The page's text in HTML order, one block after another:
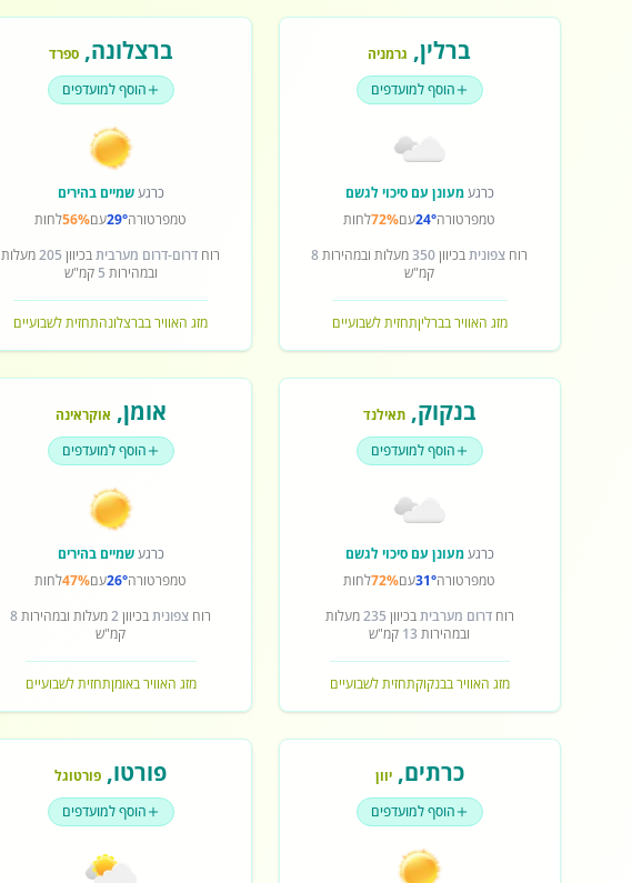
ברלין, גרמניה
הוסף למועדפים
כרגעמעונן עם סיכוי לגשם
טמפרטורה24°עם72%לחות
רוח צפוניתבכיוון350מעלות ובמהירות8
קמ"ש
מזג האוויר בברליןתחזית לשבועיים
ברצלונה,ספרד
הוסף למועדפים
כרגעשמיים בהירים
טמפרטורה29°עם56%לחות
רוח דרום-דרום מערביתבכיוון 205מעלות
ובמהירות 5 קמ"ש
מזג האוויר בברצלונהתחזית לשבועיים
בנקוק,תאילנד
הוסף למועדפים
כרגעמעונן עם סיכוי לגשם
טמפרטורה31°עם72%לחות
רוחדרום מערביתבכיוון 235מעלות
ובמהירות 13 קמ"ש
מזג האוויר בבנקוקתחזית לשבועיים
אומן, אוקראינה
הוסף למועדפים
כרגעשמיים בהירים
טמפרטורה26°עם47%לחות
רוח צפוניתבכיוון2מעלות ובמהירות8
קמ"ש
מזג האוויר באומןתחזית לשבועיים
כרתים,יוון
הוסף למועדפים
פורטו, פורטוגל
הוסף למועדפים